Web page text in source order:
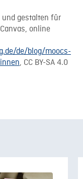
und gestalten für
online
de/blog/moocs-
, CC BY-SA 4.0